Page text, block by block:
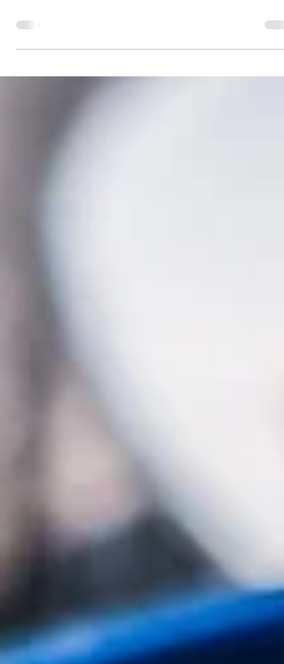
pashërueshme. Prandaj, masat kundër artritit
janë të...